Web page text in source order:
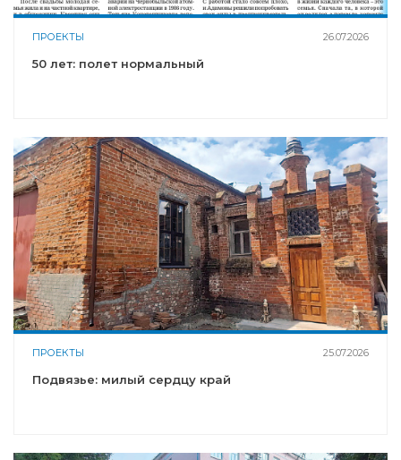
ПРОЕКТЫ 26.07.2026
50 лет: полет нормальный
ПРОЕКТЫ 25.07.2026
Подвязье: милый сердцу край